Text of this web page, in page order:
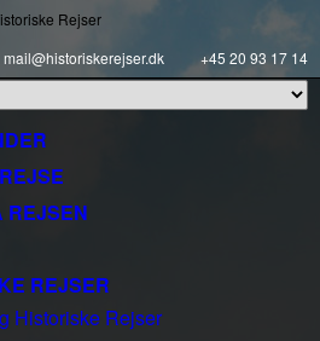
Rejser
mail@historiskerejser.dk
+45 20 93 17 14
REJSEN
REJSER
Historiske Rejser